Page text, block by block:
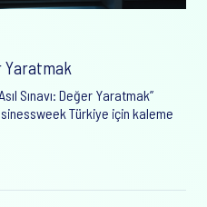
Yaratmak
Sınavı: Değer Yaratmak”
Türkiye için kaleme